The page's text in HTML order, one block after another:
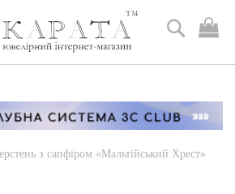
Пошук
з сапфіром «Мальтійський Хрест»